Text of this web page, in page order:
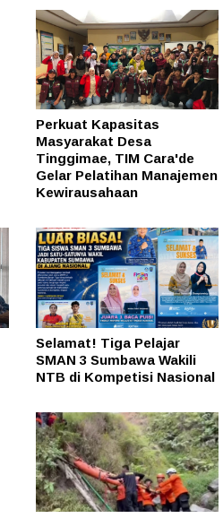
Perkuat Kapasitas
Masyarakat Desa
Tinggimae, TIM Cara'de
Gelar Pelatihan Manajemen
Kewirausahaan
Selamat! Tiga Pelajar
SMAN 3 Sumbawa Wakili
NTB di Kompetisi Nasional